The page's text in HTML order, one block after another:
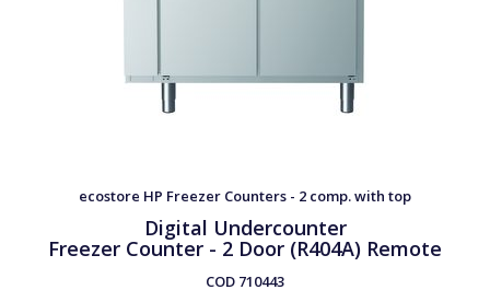
ecostore HP Freezer Counters - 2 comp. with top
Digital Undercounter
Freezer Counter - 2 Door (R404A) Remote
COD 710443